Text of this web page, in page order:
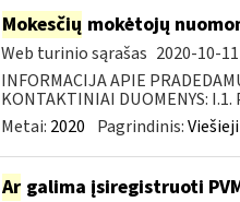
Mokesčių mokėtojų
Web turinio sąrašas 2020-10-11
INFORMACIJA APIE
KONTAKTINIAI DUOMENYS:
Metai: 2020 Pagrindinis:
Argalima įsiregistruoti